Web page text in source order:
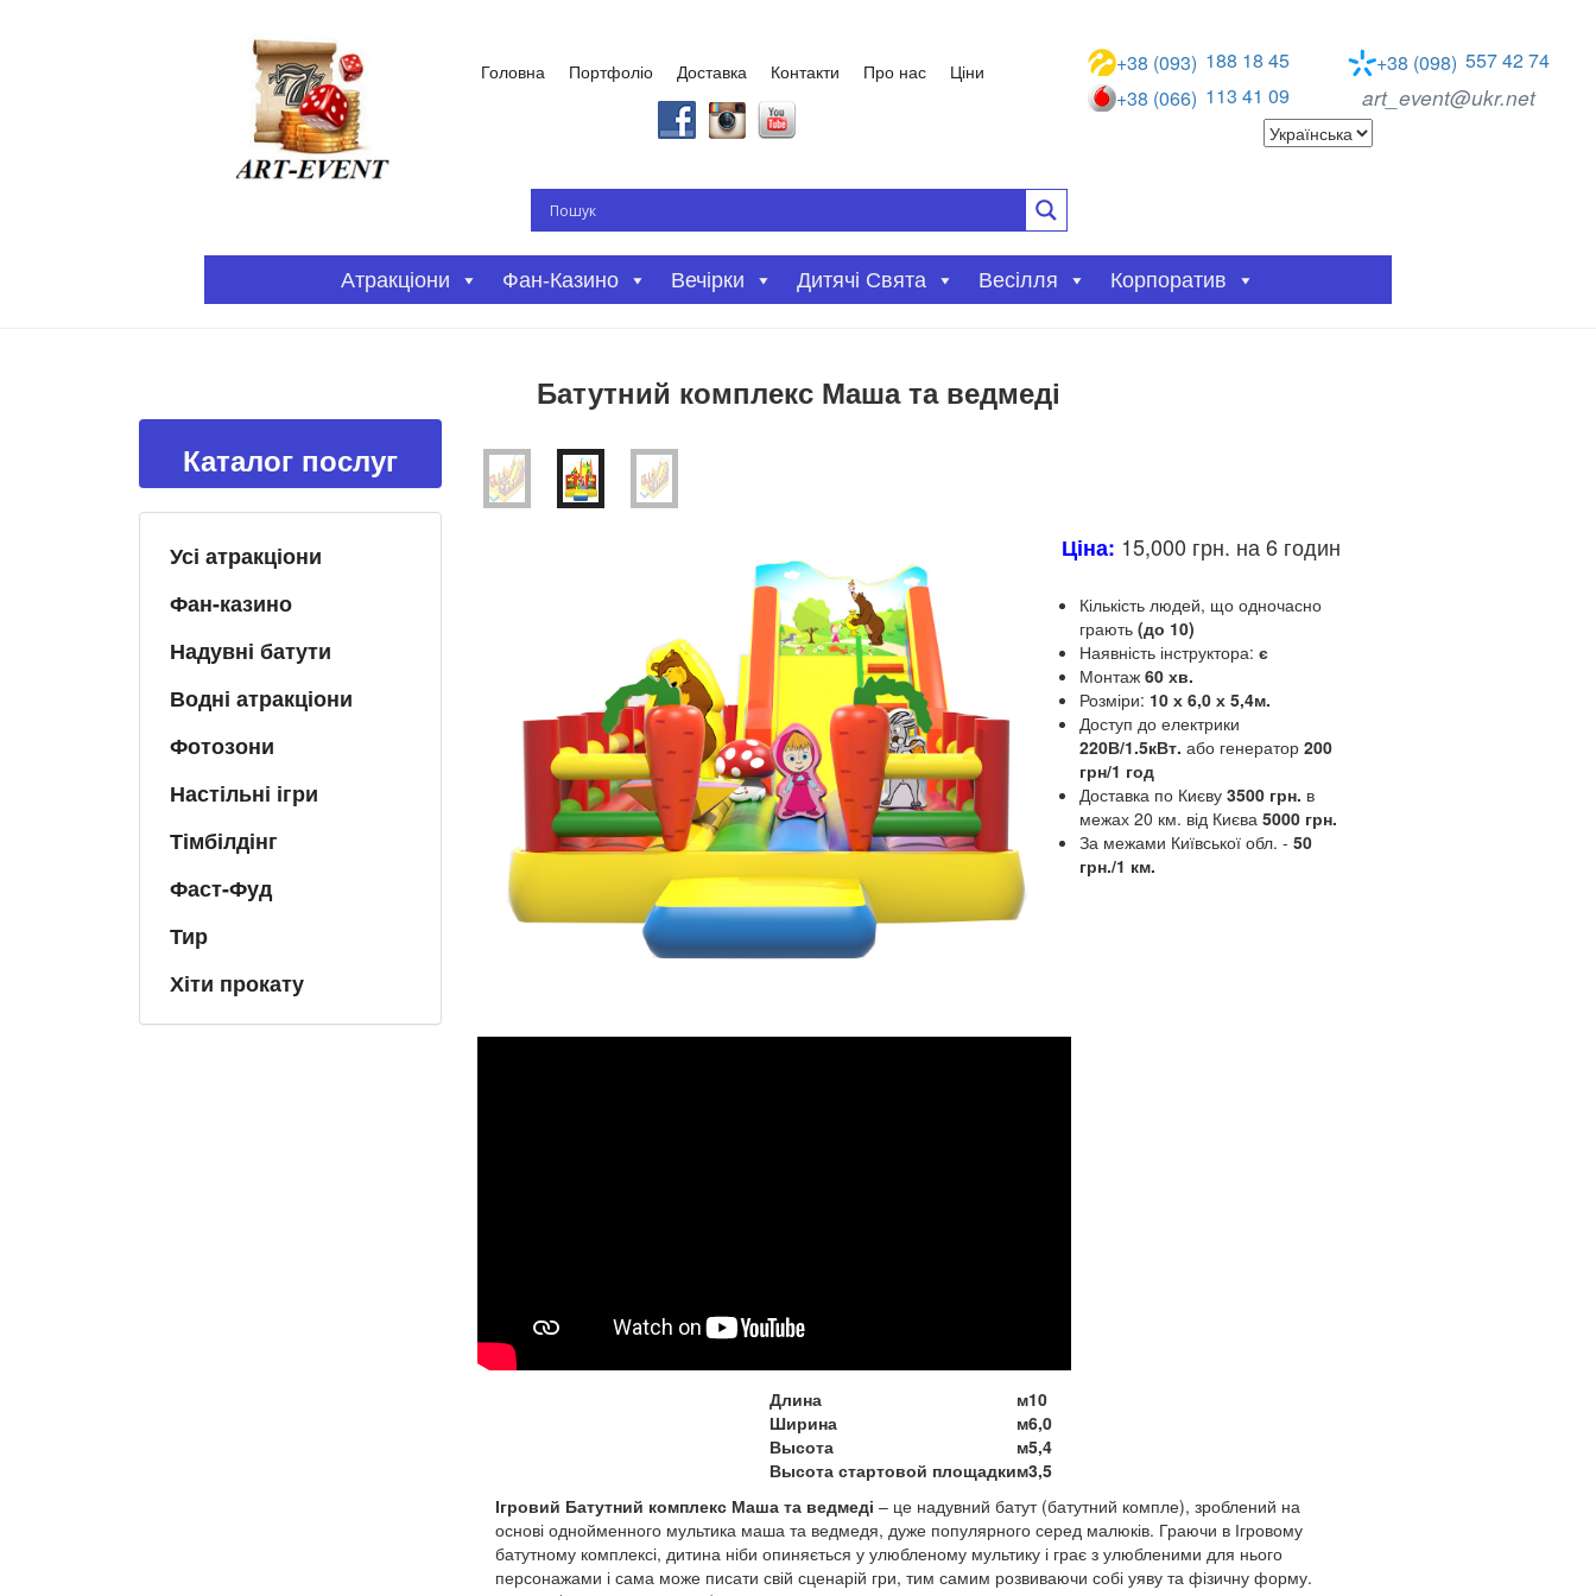
Головна Портфоліо Доставка Контакти Про нас Ціни +38 (093) 188 18 45 +38 (098) 557 42 74
+38 (066) 113 41 09 art_event@ukr.net
Атракціони Фан-Казино Вечірки Дитячі Свята Весілля Корпоратив
Батутний комплекс Маша та ведмеді
Каталог послуг
Усі атракціони
Фан-казино
Надувні батути
Водні атракціони
Фотозони
Настільні ігри
Тімбілдінг
Фаст-Фуд
Тир
Хіти прокату
Ціна: 15,000 грн. на 6 годин
Кількість людей, що одночасно
грають (до 10)
Наявність інструктора: є
Монтаж 60 хв.
Розміри: 10 х 6,0 х 5,4м.
Доступ до електрики
220В/1.5кВт. або генератор 200
грн/1 год
Доставка по Києву 3500 грн. в
межах 20 км. від Києва 5000 грн.
За межами Київської обл. - 50
грн./1 км.
Длина м10
Ширина
м6,0
Высота
м5,4
Высота стартовой площадким3,5
Ігровий Батутний комплекс Маша та ведмеді – це надувний батут (батутний компле), зроблений на
основі однойменного мультика маша та ведмедя, дуже популярного серед малюків. Граючи в Ігровому
батутному комплексі, дитина ніби опиняється у улюбленому мультику і грає з улюбленими для нього
персонажами і сама може писати свій сценарій гри, тим самим розвиваючи собі уяву та фізичну форму.